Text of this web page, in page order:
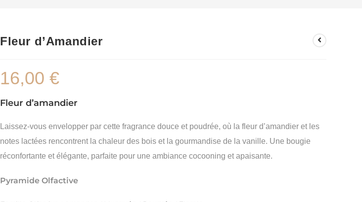
Fleur d’Amandier
16,00 €
Fleur d’amandier
Laissez-vous envelopper par cette fragrance douce et poudrée, où la fleur d’amandier et les
notes lactées rencontrent la chaleur des bois et la gourmandise de la vanille. Une bougie
réconfortante et élégante, parfaite pour une ambiance cocooning et apaisante.
Pyramide Olfactive